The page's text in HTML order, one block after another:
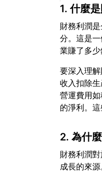
1. 什麼
財務利潤
分。這是
要深入理
收入扣除
營運費用
2. 為什
財務利潤
成長的來